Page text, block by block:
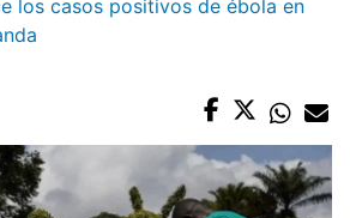
los casos positivos de ébola en